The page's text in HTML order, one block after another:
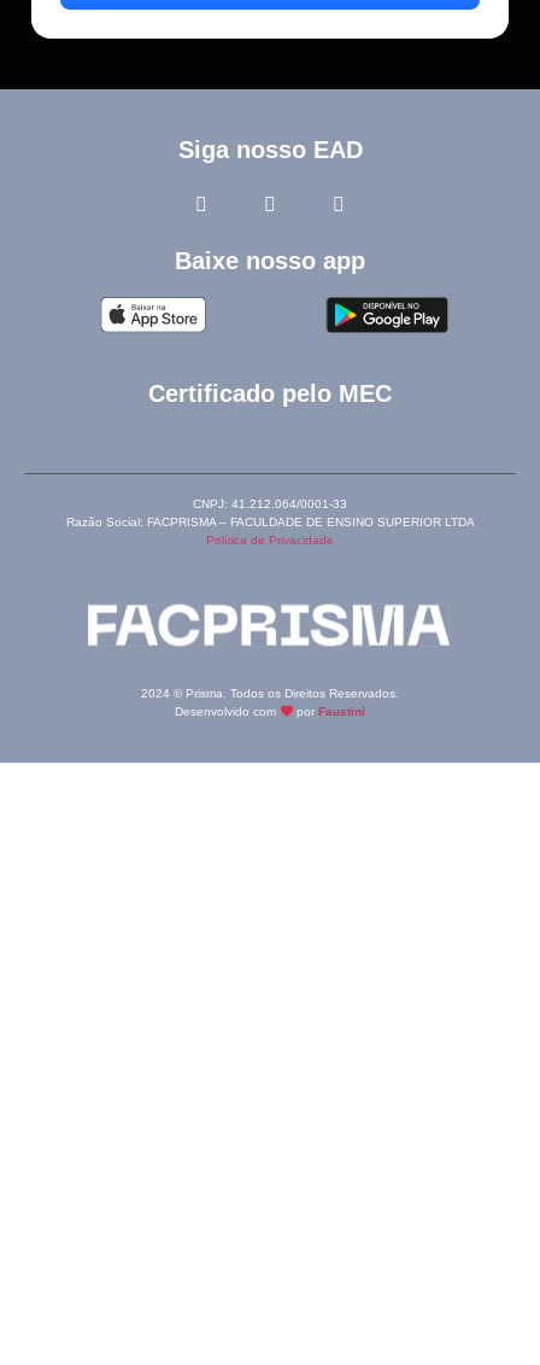
Siga nosso EAD
Baixe nosso app
Certificado pelo MEC
CNPJ: 41.212.064/0001-33
Razão Social: FACPRISMA – FACULDADE DE ENSINO SUPERIOR LTDA
Política de Privacidade
2024 © Prisma. Todos os Direitos Reservados.
Desenvolvido com
porFaustini